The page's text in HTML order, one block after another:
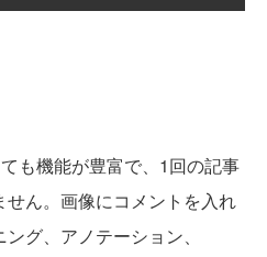
も機能が豊富で、1回の記事
ん。画像にコメントを入れ
グ、アノテーション、